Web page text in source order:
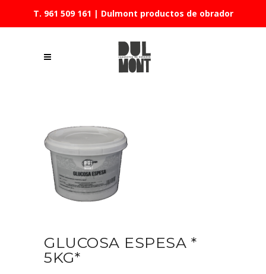
T. 961 509 161 | Dulmont productos de obrador
GLUCOSA ESPESA *
5KG*